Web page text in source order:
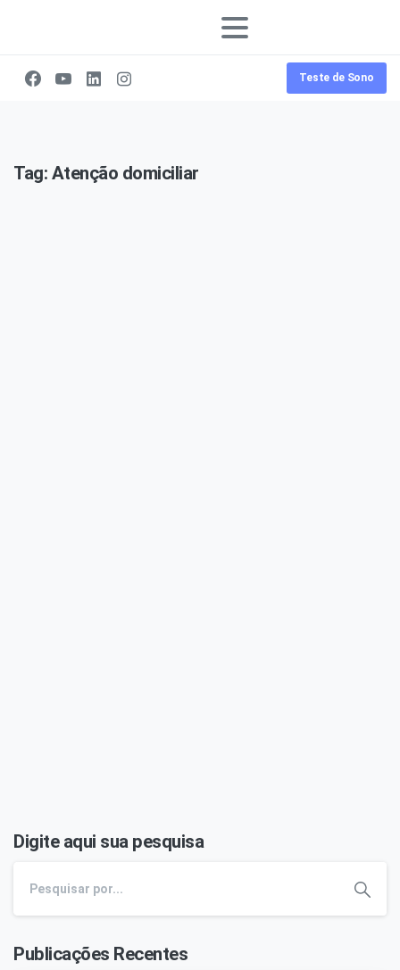
Teste de Sono
Tag: Atenção domiciliar
Digite aqui sua pesquisa
Publicações Recentes